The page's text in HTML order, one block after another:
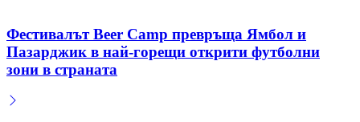
Фестивалът Beer Camp превръща Ямбол и
Пазарджик в най-горещи открити футболни
зони в страната